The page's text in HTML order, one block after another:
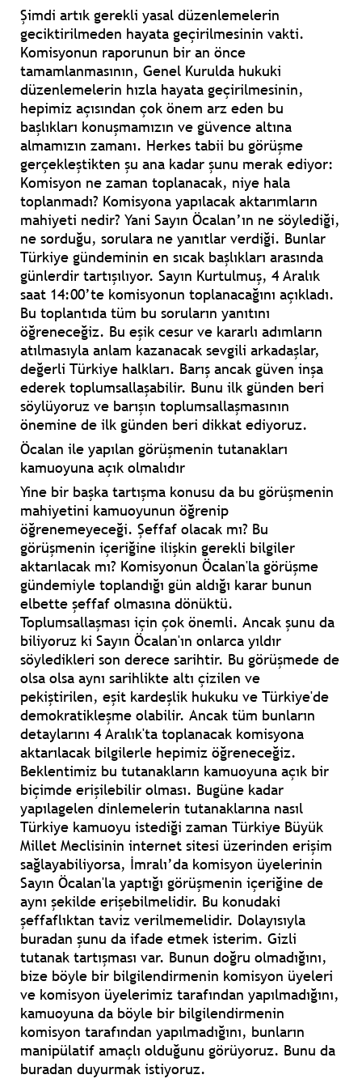
Şimdi artık gerekli yasal düzenlemelerin
geciktirilmeden hayata geçirilmesinin vakti.
Komisyonun raporunun bir an önce
tamamlanmasının, Genel Kurulda hukuki
düzenlemelerin hızla hayata geçirilmesinin,
hepimiz açısından çok önem arz eden bu
başlıkları konuşmamızın ve güvence altına
almamızın zamanı. Herkes tabii bu görüşme
gerçekleştikten şu ana kadar şunu merak ediyor:
Komisyon ne zaman toplanacak, niye hala
toplanmadı? Komisyona yapılacak aktarımların
mahiyeti nedir? Yani Sayın Öcalan’ın ne söylediği,
ne sorduğu, sorulara ne yanıtlar verdiği. Bunlar
Türkiye gündeminin en sıcak başlıkları arasında
günlerdir tartışılıyor. Sayın Kurtulmuş, 4 Aralık
saat 14:00’te komisyonun toplanacağını açıkladı.
Bu toplantıda tüm bu soruların yanıtını
öğreneceğiz. Bu eşik cesur ve kararlı adımların
atılmasıyla anlam kazanacak sevgili arkadaşlar,
değerli Türkiye halkları. Barış ancak güven inşa
ederek toplumsallaşabilir. Bunu ilk günden beri
söylüyoruz ve barışın toplumsallaşmasının
önemine de ilk günden beri dikkat ediyoruz.
Öcalan ile yapılan görüşmenin tutanakları
kamuoyuna açık olmalıdır
Yine bir başka tartışma konusu da bu görüşmenin
mahiyetini kamuoyunun öğrenip
öğrenemeyeceği. Şeffaf olacak mı? Bu
görüşmenin içeriğine ilişkin gerekli bilgiler
aktarılacak mı? Komisyonun Öcalan'la görüşme
gündemiyle toplandığı gün aldığı karar bunun
elbette şeffaf olmasına dönüktü.
Toplumsallaşması için çok önemli. Ancak şunu da
biliyoruz ki Sayın Öcalan'ın onlarca yıldır
söyledikleri son derece sarihtir. Bu görüşmede de
olsa olsa aynı sarihlikte altı çizilen ve
pekiştirilen, eşit kardeşlik hukuku ve Türkiye'de
demokratikleşme olabilir. Ancak tüm bunların
detaylarını 4 Aralık'ta toplanacak komisyona
aktarılacak bilgilerle hepimiz öğreneceğiz.
Beklentimiz bu tutanakların kamuoyuna açık bir
biçimde erişilebilir olması. Bugüne kadar
yapılagelen dinlemelerin tutanaklarına nasıl
Türkiye kamuoyu istediği zaman Türkiye Büyük
Millet Meclisinin internet sitesi üzerinden erişim
sağlayabiliyorsa, İmralı’da komisyon üyelerinin
Sayın Öcalan'la yaptığı görüşmenin içeriğine de
aynı şekilde erişebilmelidir. Bu konudaki
şeffaflıktan taviz verilmemelidir. Dolayısıyla
buradan şunu da ifade etmek isterim. Gizli
tutanak tartışması var. Bunun doğru olmadığını,
bize böyle bir bilgilendirmenin komisyon üyeleri
ve komisyon üyelerimiz tarafından yapılmadığını,
kamuoyuna da böyle bir bilgilendirmenin
komisyon tarafından yapılmadığını, bunların
manipülatif amaçlı olduğunu görüyoruz. Bunu da
buradan duyurmak istiyoruz.